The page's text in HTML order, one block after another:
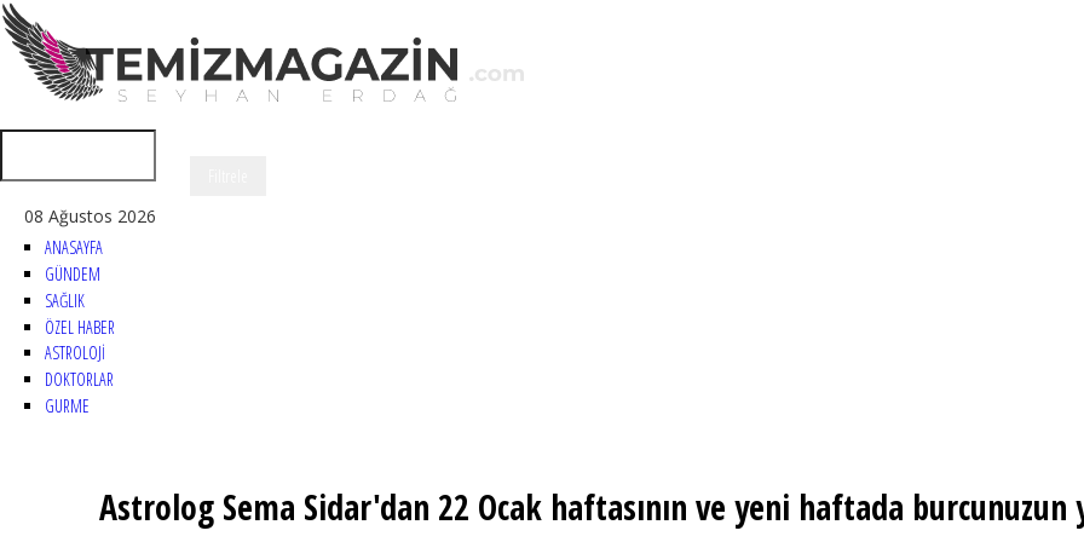
08 Ağustos 2026
ANASAYFA
GÜNDEM
SAĞLIK
ÖZEL HABER
ASTROLOJİ
DOKTORLAR
GURME
Astrolog Sema Sidar'dan 22 Ocak haftasının ve yeni haftada burcunuzun